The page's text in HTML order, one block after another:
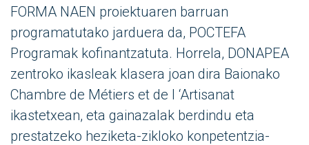
FORMA NAEN proiektuaren barruan
programatutako jarduera da, POCTEFA
Programak kofinantzatuta. Horrela, DONAPEA
zentroko ikasleak klasera joan dira Baionako
Chambre de Métiers et de l ‘Artisanat
ikastetxean, eta gainazalak berdindu eta
prestatzeko heziketa-zikloko konpetentzia-